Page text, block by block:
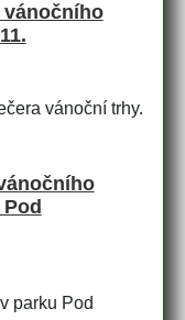
vánoční trhy.
parku Pod